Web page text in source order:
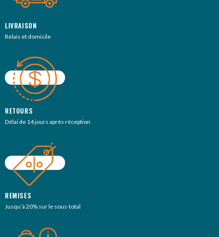
LIVRAISON
Relais et domicile
RETOURS
Délai de 14 jours après réception
REMISES
Jusqu’à 20% sur le sous-total